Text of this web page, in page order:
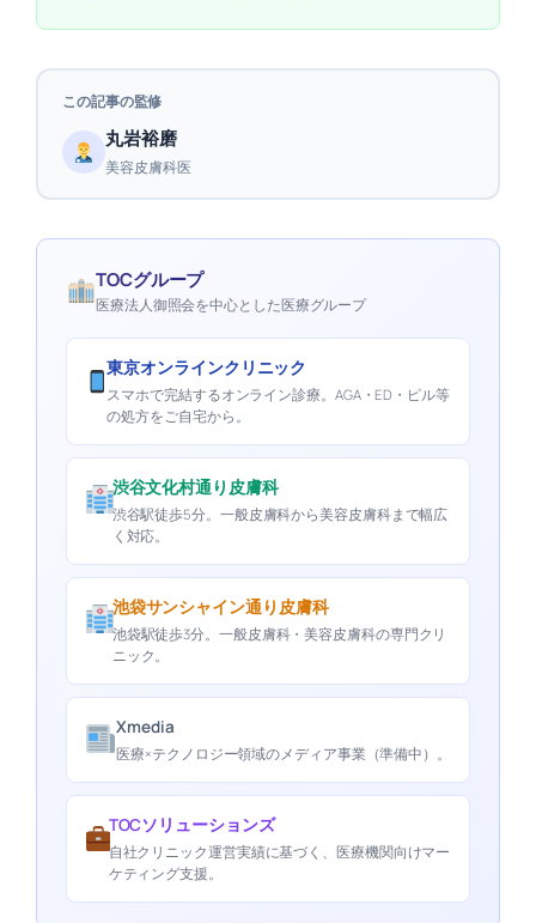
この記事の監修
丸岩裕磨
美容皮膚科医
TOCグループ
医療法人御照会を中心とした医療グループ
東京オンラインクリニック
スマホで完結するオンライン診療。AGA・ED・ピル等
の処方をご自宅から。
渋谷文化村通り皮膚科
渋谷駅徒歩5分。一般皮膚科から美容皮膚科まで幅広
く対応。
池袋サンシャイン通り皮膚科
池袋駅徒歩3分。一般皮膚科・美容皮膚科の専門クリ
ニック。
Xmedia
医療×テクノロジー領域のメディア事業（準備中）。
TOCソリューションズ
自社クリニック運営実績に基づく、医療機関向けマー
ケティング支援。